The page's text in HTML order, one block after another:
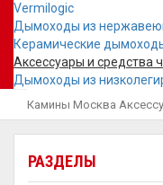
Vermilogic
Дымоходы из
Керамические
Аксессуары и средства
Дымоходы из
Камины Москва
РАЗДЕЛЫ